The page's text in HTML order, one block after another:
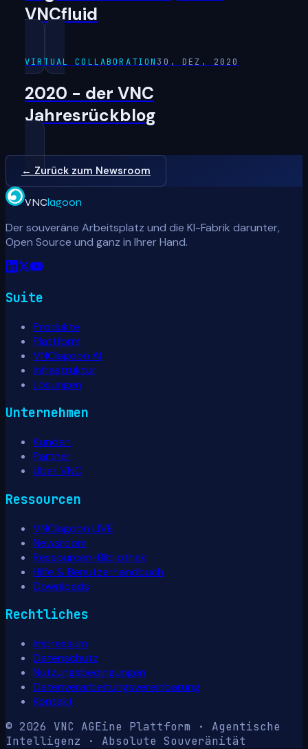
VNCfluid
VIRTUAL COLLABORATION 30. DEZ. 2020
2020 - der VNC
Jahresrückblog
← Zurück zum Newsroom
VNClagoon
Der souveräne Arbeitsplatz und die KI-Fabrik darunter,
Open Source und ganz in Ihrer Hand.
Suite
Produkte
Plattform
VNClagoon AI
Infrastruktur
Lösungen
Unternehmen
Kunden
Partner
Über VNC
Ressourcen
VNClagoon LIVE
Newsroom
Ressourcen-Bibliothek
Hilfe & Benutzerhandbuch
Downloads
Rechtliches
Impressum
Datenschutz
Nutzungsbedingungen
Datenverarbeitungsvereinbarung
Kontakt
© 2026 VNC AGEine Plattform · Agentische
Intelligenz · Absolute Souveränität